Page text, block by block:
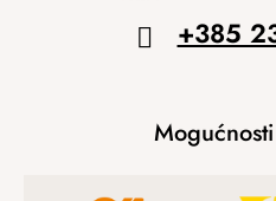
+385